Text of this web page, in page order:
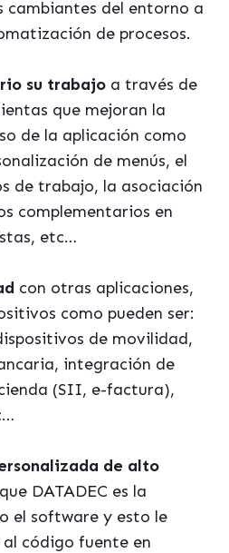
cambiantes del entorno a
de procesos.
su trabajo a través de
que mejoran la
de la aplicación como
de menús, el
de trabajo, la asociación
complementarios en
etc…
con otras aplicaciones,
como pueden ser:
de movilidad,
integración de
(SII, e-factura),
de alto
DATADEC es la
el software y esto le
código fuente en